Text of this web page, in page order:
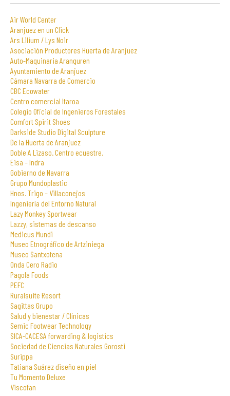
Air World Center
Aranjuez en un Click
Ars Lilium / Lys Noir
Asociación Productores Huerta de Aranjuez
Auto-Maquinaria Aranguren
Ayuntamiento de Aranjuez
Cámara Navarra de Comercio
CBC Ecowater
Centro comercial Itaroa
Colegio Oficial de Ingenieros Forestales
Comfort Spirit Shoes
Darkside Studio Digital Sculpture
De la Huerta de Aranjuez
Doble A Lizaso. Centro ecuestre.
Eisa – Indra
Gobierno de Navarra
Grupo Mundoplastic
Hnos. Trigo – Villaconejos
Ingeniería del Entorno Natural
Lazy Monkey Sportwear
Lazzy, sistemas de descanso
Medicus Mundi
Museo Etnográfico de Artziniega
Museo Santxotena
Onda Cero Radio
Pagola Foods
PEFC
Ruralsuite Resort
Sagittas Grupo
Salud y bienestar / Clínicas
Semic Footwear Technology
SICA-CACESA forwarding & logistics
Sociedad de Ciencias Naturales Gorosti
Surippa
Tatiana Suárez diseño en piel
Tu Momento Deluxe
Viscofan